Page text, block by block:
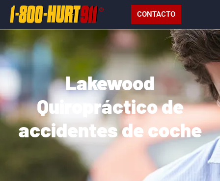
CONTACTO
Lakewood
Quiropráctico de
accidentes de coche